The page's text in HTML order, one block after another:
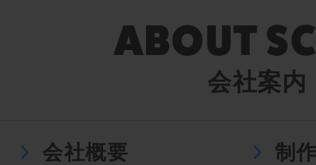
会社案内
会社概要 制